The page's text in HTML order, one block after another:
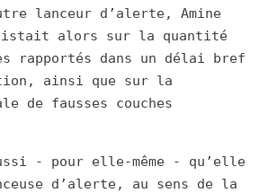
lanceur d’alerte, Amine
alors sur la quantité
rapportés dans un délai bref
ainsi que sur la
de fausses couches
- pour elle-même - qu’elle
d’alerte, au sens de la